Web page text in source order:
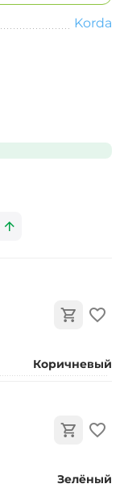
Korda
Коричневый
Зелёный